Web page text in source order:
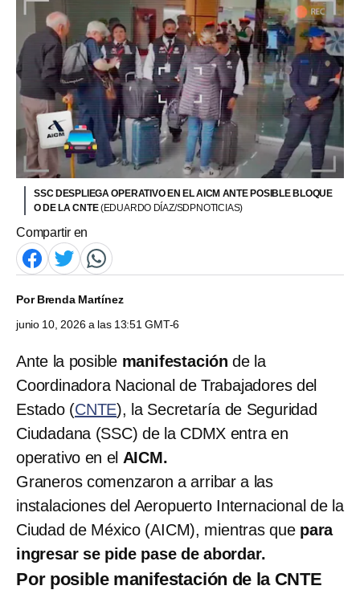
SSC DESPLIEGA OPERATIVO EN EL AICM ANTE POSIBLE BLOQUE
O DE LA CNTE(EDUARDO DÍAZ/SDPNOTICIAS)
Compartir en
PorBrenda Martínez
junio 10, 2026 a las 13:51 GMT-6
Ante la posible manifestación de la
Coordinadora Nacional de Trabajadores del
Estado (CNTE), la Secretaría de Seguridad
Ciudadana (SSC) de la CDMX entra en
operativo en el AICM.
Graneros comenzaron a arribar a las
instalaciones del Aeropuerto Internacional de la
Ciudad de México (AICM), mientras que para
ingresar se pide pase de abordar.
Por posible manifestación de la CNTE